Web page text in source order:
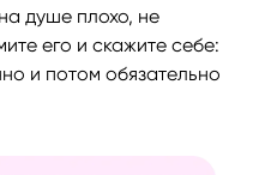
душе плохо, не
его и скажите себе:
и потом обязательно